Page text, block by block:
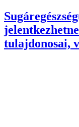
tulajdonosai,